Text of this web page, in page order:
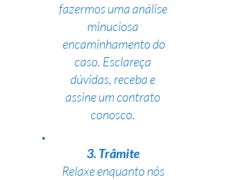
fazermos uma análise
minuciosa
encaminhamento do
caso. Esclareça
dúvidas, receba e
assine um contrato
conosco.
3. Trâmite
Relaxe enquanto nós